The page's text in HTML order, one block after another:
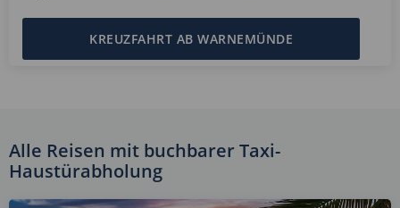
KREUZFAHRT AB WARNEMÜNDE
Alle Reisen mit buchbarer Taxi-
Haustürabholung